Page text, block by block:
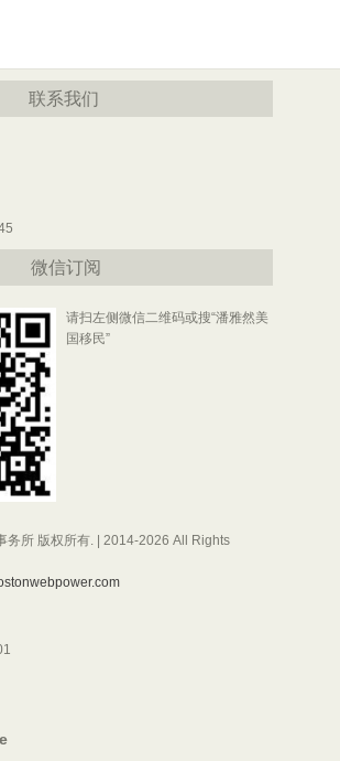
联系我们
微信订阅
请扫左侧微信二维码或搜“潘雅然美
国移民”
务所 版权所有. | 2014-2026 All Rights